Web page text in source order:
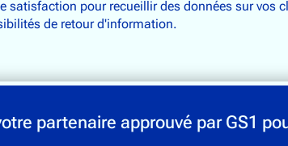
satisfaction pour recueillir des données sur vos
de retour d'information.
partenaire approuvé par GS1